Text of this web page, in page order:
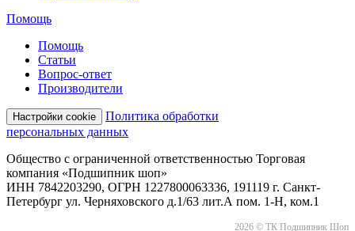
Помощь
Помощь
Статьи
Вопрос-ответ
Производители
Настройки cookie
Политика обработки
персональных данных
Общество с ограниченной ответственностью Торговая
компания «Подшипник шоп»
ИНН 7842203290, ОГРН 1227800063336, 191119 г. Санкт-
Петербург ул. Черняховского д.1/63 лит.А пом. 1-Н, ком.1
2026 © ТК Подшипник Шоп